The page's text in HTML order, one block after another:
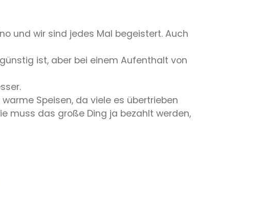
und wir sind jedes Mal begeistert. Auch
ist, aber bei einem Aufenthalt von
Speisen, da viele es übertrieben
muss das große Ding ja bezahlt werden,